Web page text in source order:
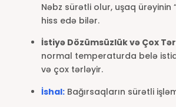
Nəbz sürətli olur, uşaq ürəyinin
hiss edə bilər.
İstiyə Dözümsüzlük və Çox
normal temperaturda belə
və çox tərləyir.
İshal: Bağırsaqların sürətli